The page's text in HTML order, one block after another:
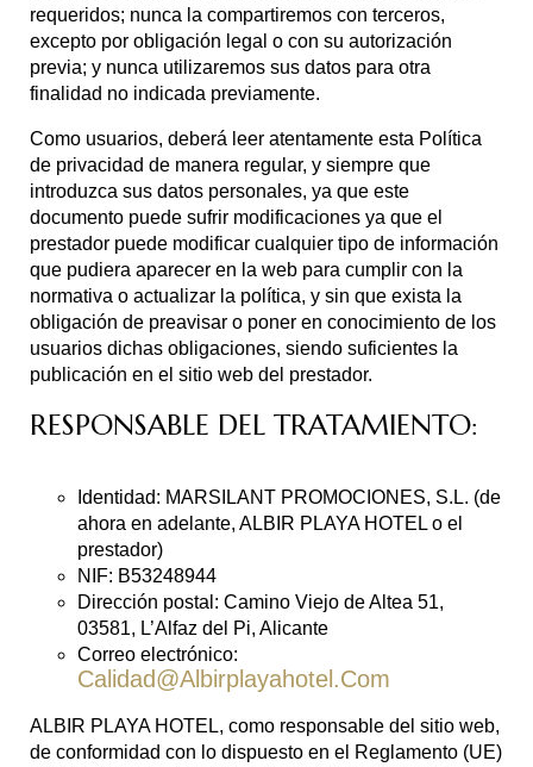
requeridos; nunca la compartiremos con terceros,
excepto por obligación legal o con su autorización
previa; y nunca utilizaremos sus datos para otra
finalidad no indicada previamente.
Como usuarios, deberá leer atentamente esta Política
de privacidad de manera regular, y siempre que
introduzca sus datos personales, ya que este
documento puede sufrir modificaciones ya que el
prestador puede modificar cualquier tipo de información
que pudiera aparecer en la web para cumplir con la
normativa o actualizar la política, y sin que exista la
obligación de preavisar o poner en conocimiento de los
usuarios dichas obligaciones, siendo suficientes la
publicación en el sitio web del prestador.
RESPONSABLE DEL TRATAMIENTO:
Identidad: MARSILANT PROMOCIONES, S.L. (de
ahora en adelante, ALBIR PLAYA HOTEL o el
prestador)
NIF: B53248944
Dirección postal: Camino Viejo de Altea 51,
03581, L’Alfaz del Pi, Alicante
Correo electrónico:
Calidad@albirplayahotel.com
ALBIR PLAYA HOTEL, como responsable del sitio web,
de conformidad con lo dispuesto en el Reglamento (UE)